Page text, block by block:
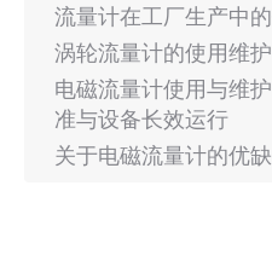
流量计在工厂生产中
涡轮流量计的使用维护
电磁流量计使用与维
准与设备长效运行
关于电磁流量计的优